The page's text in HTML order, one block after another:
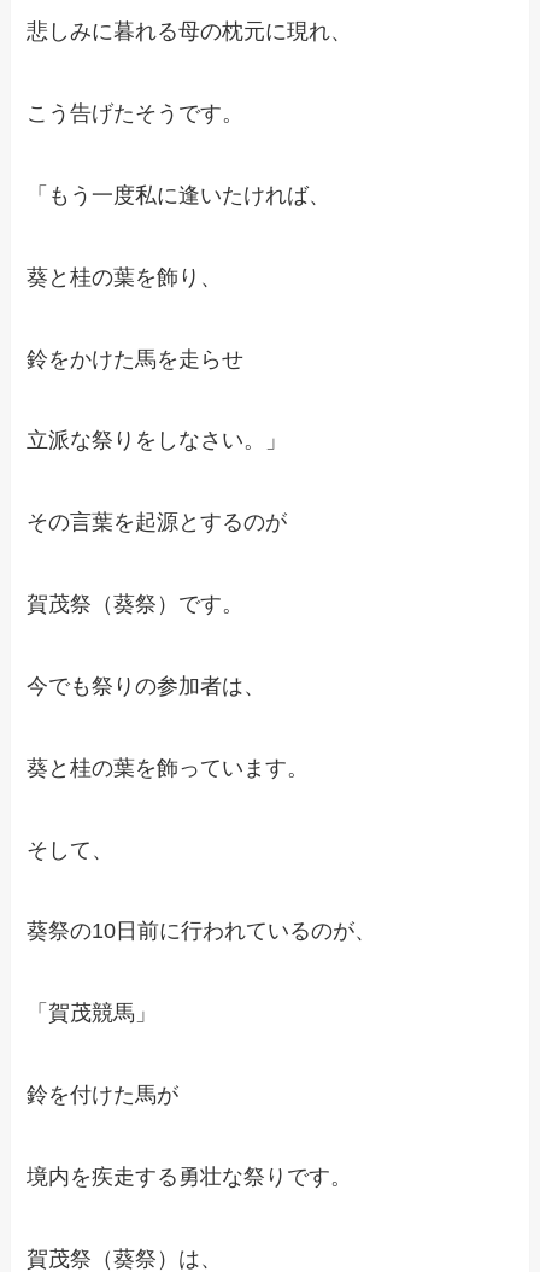
悲しみに暮れる母の枕元に現れ、
こう告げたそうです。
「もう一度私に逢いたければ、
葵と桂の葉を飾り、
鈴をかけた馬を走らせ
立派な祭りをしなさい。」
その言葉を起源とするのが
賀茂祭（葵祭）です。
今でも祭りの参加者は、
葵と桂の葉を飾っています。
そして、
葵祭の10日前に行われているのが、
「賀茂競馬」
鈴を付けた馬が
境内を疾走する勇壮な祭りです。
賀茂祭（葵祭）は、